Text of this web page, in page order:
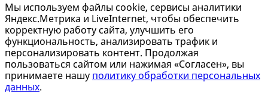
Мы используем файлы cookie, сервисы аналитики
Яндекс.Метрика и LiveInternet, чтобы обеспечить
корректную работу сайта, улучшить его
функциональность, анализировать трафик и
персонализировать контент. Продолжая
пользоваться сайтом или нажимая «Согласен», вы
принимаете нашу политику обработки персональных
данных.